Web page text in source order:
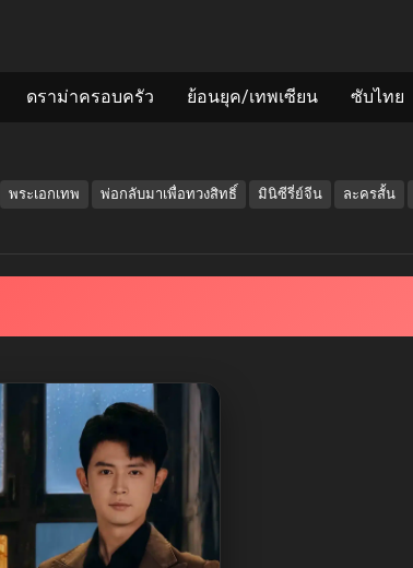
ดราม่าครอบครัว ย้อนยุค/เทพเซียน ซับไทย
พระเอกเทพ พ่อกลับมาเพื่อทวงสิทธิ์ มินิซีรี่ย์จีน ละครสั้น